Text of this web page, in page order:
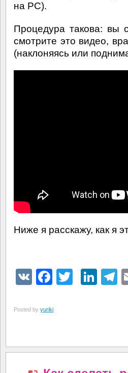
на PC).
Процедура такова: вы
смотрите это видео,
(наклоняясь или
Ниже я расскажу, как я
VK Facebook
Twitter
Posted by yuriki